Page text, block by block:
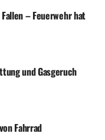
– Feuerwehr hat
und Gasgeruch
Fahrrad